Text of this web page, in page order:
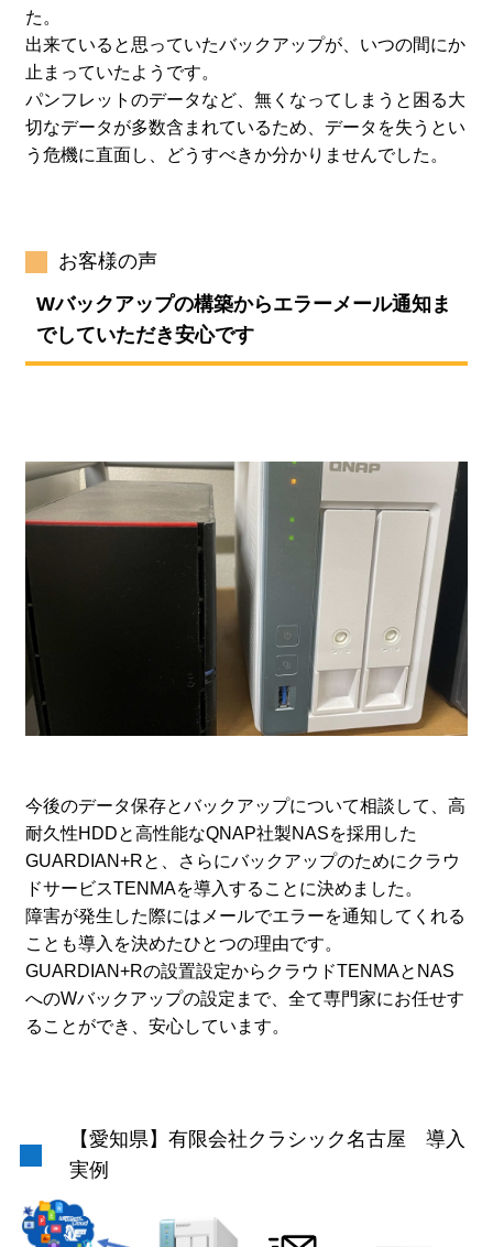
た。
出来ていると思っていたバックアップが、いつの間にか
止まっていたようです。
パンフレットのデータなど、無くなってしまうと困る大
切なデータが多数含まれているため、データを失うとい
う危機に直面し、どうすべきか分かりませんでした。
お客様の声
Wバックアップの構築からエラーメール通知ま
でしていただき安心です
今後のデータ保存とバックアップについて相談して、高
耐久性HDDと高性能なQNAP社製NASを採用した
GUARDIAN+Rと、さらにバックアップのためにクラウ
ドサービスTENMAを導入することに決めました。
障害が発生した際にはメールでエラーを通知してくれる
ことも導入を決めたひとつの理由です。
GUARDIAN+Rの設置設定からクラウドTENMAとNAS
へのWバックアップの設定まで、全て専門家にお任せす
ることができ、安心しています。
【愛知県】有限会社クラシック名古屋 導入
実例